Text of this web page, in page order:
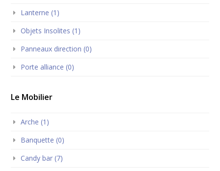
Lanterne (1)
Objets Insolites (1)
Panneaux direction (0)
Porte alliance (0)
Le Mobilier
Arche (1)
Banquette (0)
Candy bar (7)